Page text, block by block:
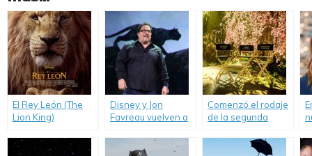
El Rey León (The
Lion King)
Disney y Jon
Favreau vuelven a
Comenzó el rodaje
de la segunda
«Maléfica».